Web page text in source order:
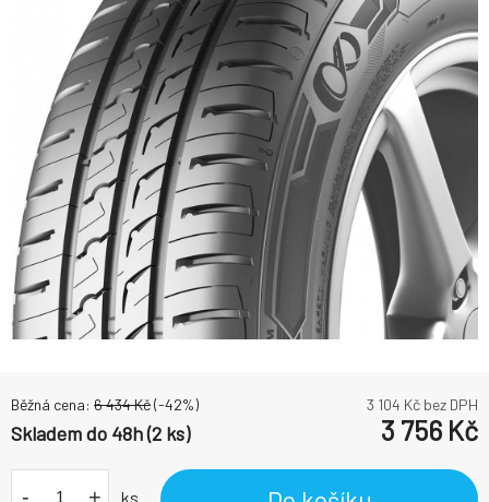
Běžná cena: 6 434Kč(-42%) 3 104 Kč bez DPH
Skladem do 48h (2 ks) 3 756 Kč
- + ks